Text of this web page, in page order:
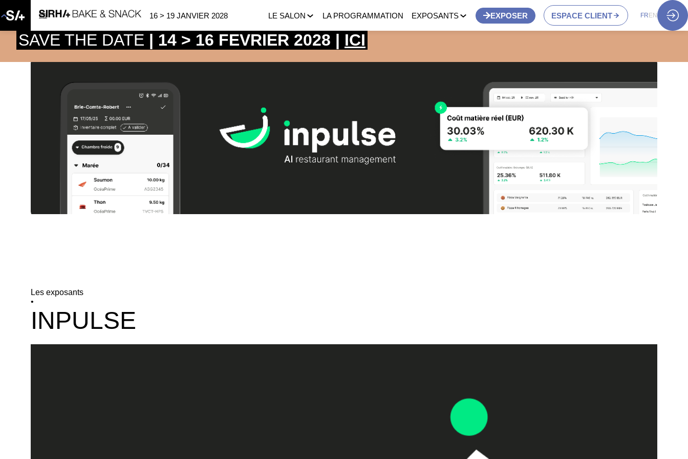
16 > 19 JANVIER 2028 LE SALON LA PROGRAMMATION EXPOSANTS EXPOSER ESPACE CLIENT FR EN
Les exposants
•
INPULSE
SAVE THE DATE | 14 > 16 FEVRIER 2028 | ICI